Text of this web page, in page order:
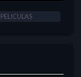
PELICULAS